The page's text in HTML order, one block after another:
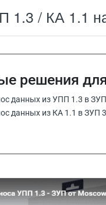
1.3 / КА 1.1
решения
данных из УПП 1.3 в ЗУП
данных из КА 1.1 в ЗУП